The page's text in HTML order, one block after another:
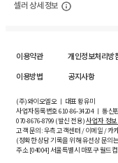
셀러 상세 정보
이용약관 개인정보처리방
이용방법
공지사항
(주)와이오엘오 ㅣ 대표 황유미
사업자등록번호610-86-34204ㅣ 통신
070-8676-8799 (발신 전용)사업자 정
고객 문의: 우측 고객센터 / 이메일 / 카
(정확한 상담 기록을 위해 유선상 문의
주소 [04004] 서울특별시 마포구 월드